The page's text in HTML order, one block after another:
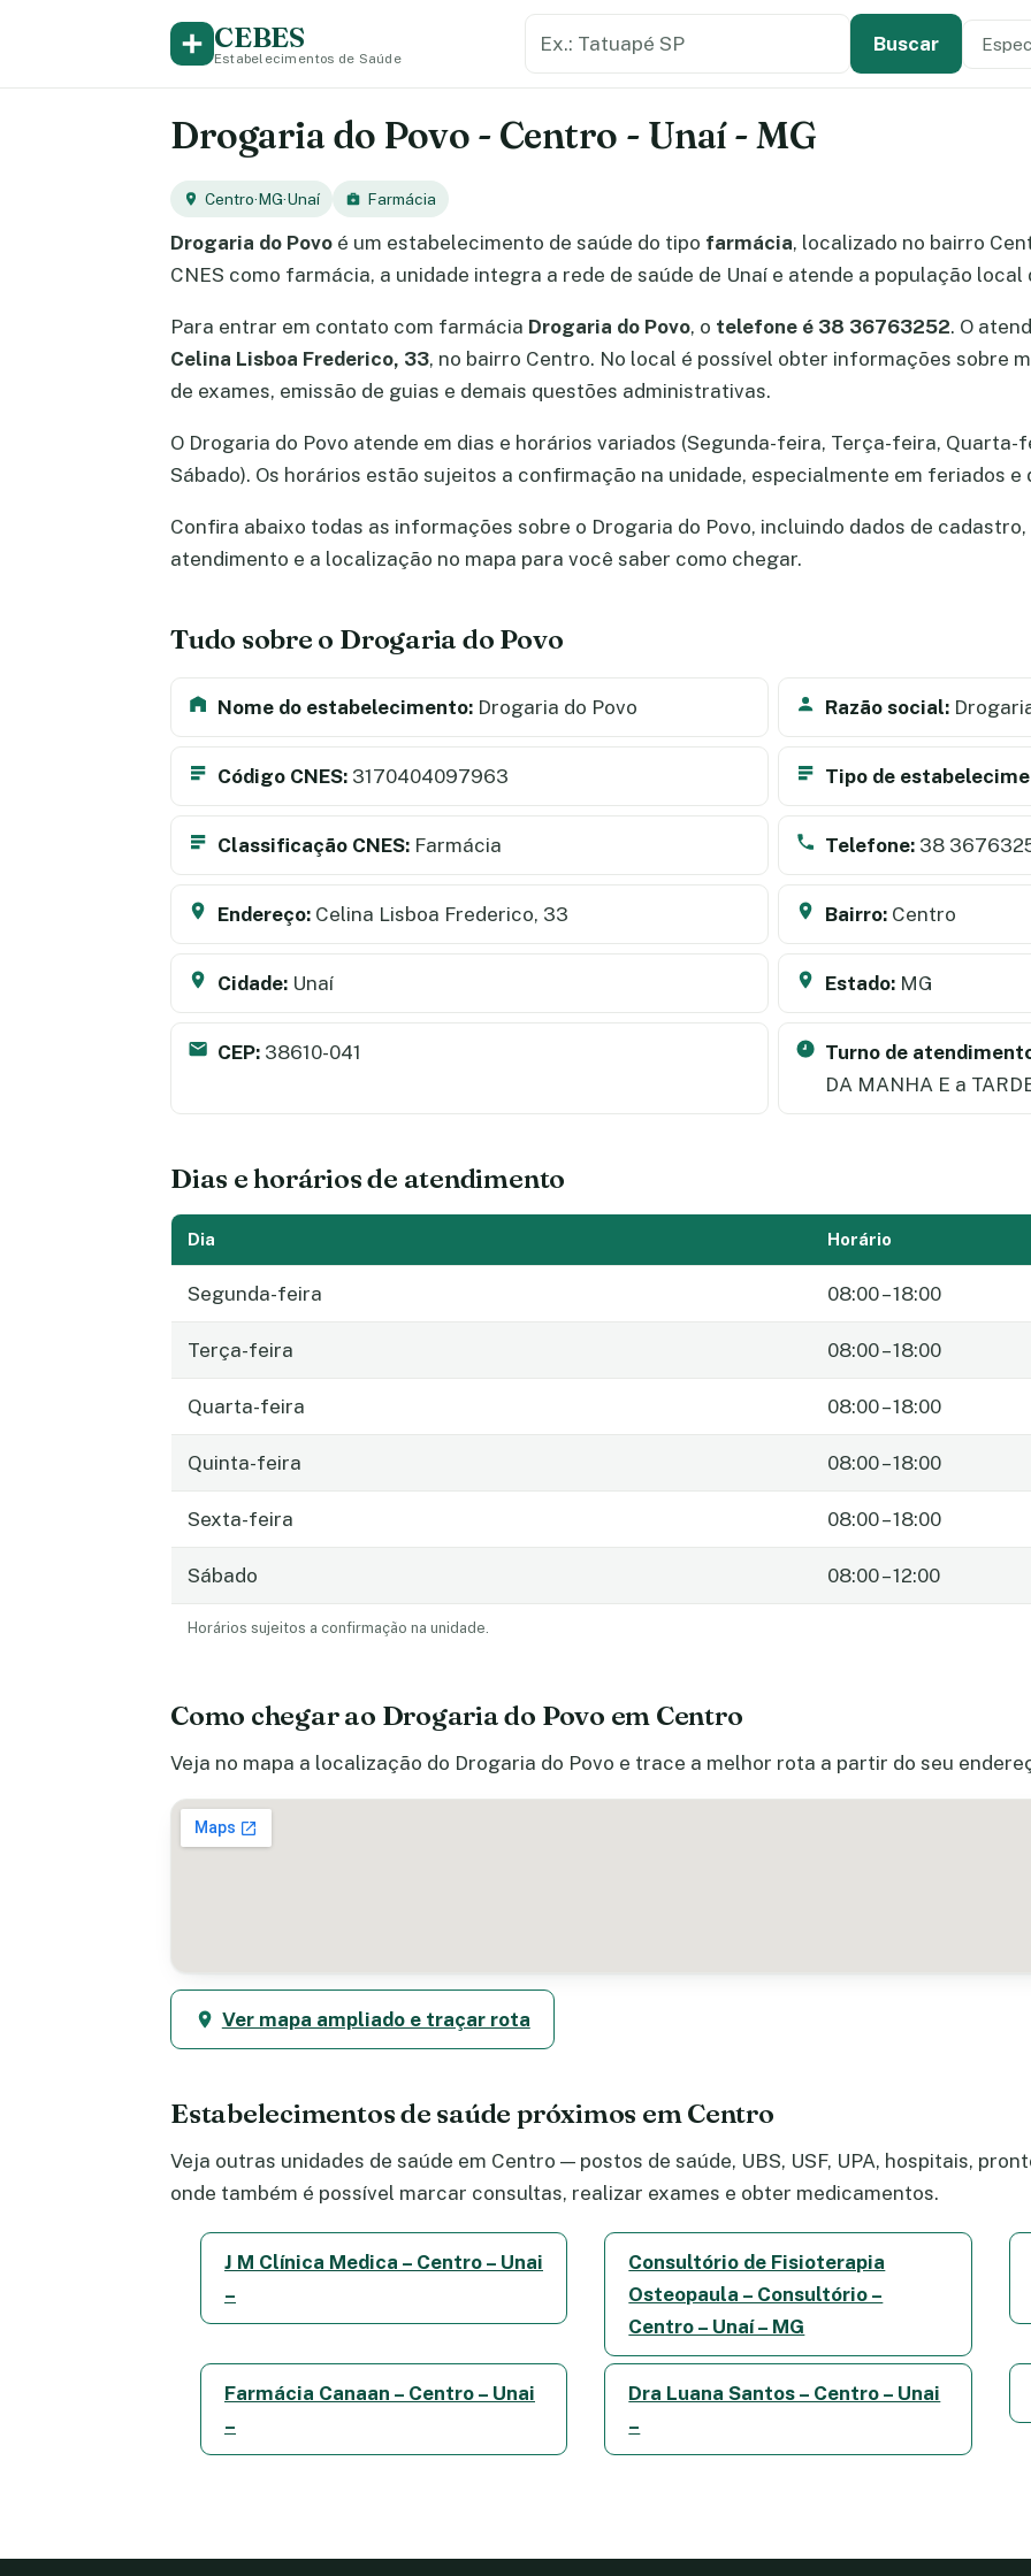
CEBES
Estabelecimentos de Saúde
Buscar Tipo
Drogaria do Povo - Centro - Unaí - MG
Centro·MG·Unaí Farmácia
Drogaria do Povo é um estabelecimento de saúde do tipo farmácia, localizado no bairro
CNES como farmácia, a unidade integra a rede de saúde de Unaí e atende a população
Para entrar em contato com farmácia Drogaria do Povo, o telefone é 38 36763252. O
Celina Lisboa Frederico, 33, no bairro Centro. No local é possível obter informações sobre
de exames, emissão de guias e demais questões administrativas.
O Drogaria do Povo atende em dias e horários variados (Segunda-feira, Terça-feira,
Sábado). Os horários estão sujeitos a confirmação na unidade, especialmente em feriados
Confira abaixo todas as informações sobre o Drogaria do Povo, incluindo dados de
atendimento e a localização no mapa para você saber como chegar.
Tudo sobre o Drogaria do Povo
Nome do estabelecimento: Drogaria do Povo Razão social:
Código CNES: 3170404097963 Tipo de
Classificação CNES: Farmácia Telefone: 38
Endereço: Celina Lisboa Frederico, 33 Bairro: Centro
Cidade: Unaí Estado: MG
CEP: 38610-041
Turno de
DA MANHA E a
Dias e horários de atendimento
Dia Horário
Segunda-feira 08:00 – 18:00
Terça-feira 08:00 – 18:00
Quarta-feira 08:00 – 18:00
Quinta-feira 08:00 – 18:00
Sexta-feira 08:00 – 18:00
Sábado 08:00 – 12:00
Horários sujeitos a confirmação na unidade.
Como chegar ao Drogaria do Povo em Centro
Veja no mapa a localização do Drogaria do Povo e trace a melhor rota a partir do seu
Ver mapa ampliado e traçar rota
Estabelecimentos de saúde próximos em Centro
Veja outras unidades de saúde em Centro — postos de saúde, UBS, USF, UPA, hospitais,
onde também é possível marcar consultas, realizar exames e obter medicamentos.
J M Clínica Medica – Centro – Unai
–
Consultório de Fisioterapia
Osteopaula – Consultório –
Centro – Unaí – MG
Farmácia Canaan – Centro – Unai
–
Dra Luana Santos – Centro – Unai
–